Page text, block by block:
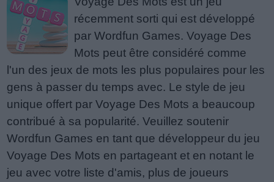
récemment sorti qui est développé
par Wordfun Games. Voyage Des
Mots peut être considéré comme
l'un des jeux de mots les plus populaires pour les
gens à passer du temps avec. Le style de jeu
unique offert par Voyage Des Mots a beaucoup
contribué à sa popularité. Veuillez soutenir
Wordfun Games en tant que développeur du jeu
Voyage Des Mots en partageant et en notant le
jeu avec votre liste d'amis, plus de joueurs